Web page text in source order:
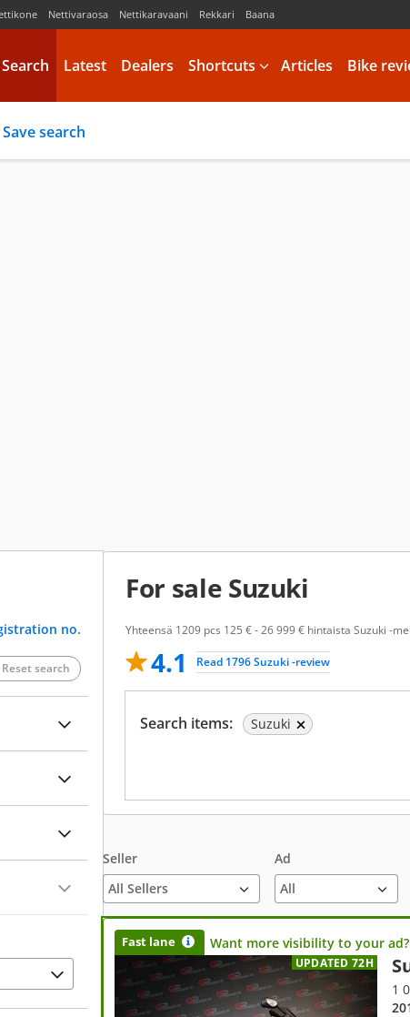
Nettivaraosa Nettikaravaani Rekkari Baana
Search Latest Dealers Shortcuts Articles Bike
Save search
no.
Reset search
For sale Suzuki
Yhteensä 1209 pcs 125 € - 26 999 € hintaista Suzuki -
4.1 Read 1796 Suzuki -review
Search items: Suzuki
Seller
All Sellers
Ad
Fast lane Want more visibility to your ad?
UPDATED 72H
1